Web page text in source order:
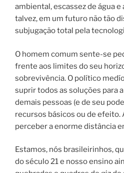
ambiental, escassez de água e
talvez, em um futuro não tão
subjugação total pela
O homem comum sente-se
frente aos limites do seu
sobrevivência. O político
suprir todos as soluções para
demais pessoas (e de seu
recursos básicos ou de efeito.
perceber a enorme distância
Estamos, nós brasileirinhos,
do século 21 e nosso ensino